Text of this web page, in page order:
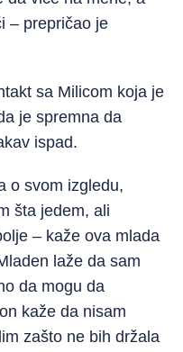
– prepričao je
sa Milicom koja je
je spremna da
ispad.
o svom izgledu,
šta jedem, ali
– kaže ova mlada
laže da sam
da mogu da
kaže da nisam
zašto ne bih držala